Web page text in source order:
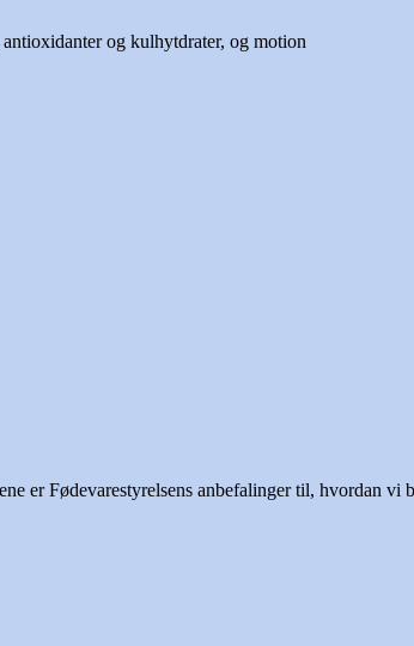
og kulhytdrater, og motion
er Fødevarestyrelsens anbefalinger til, hvordan